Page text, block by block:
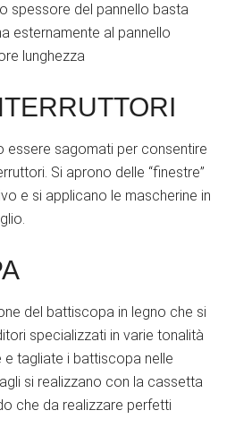
spessore del pannello basta
esternamente al pannello
lunghezza
essere sagomati per consentire
Si aprono delle “finestre”
e si applicano le mascherine in
del battiscopa in legno che si
specializzati in varie tonalità
e tagliate i battiscopa nelle
si realizzano con la cassetta
che da realizzare perfetti